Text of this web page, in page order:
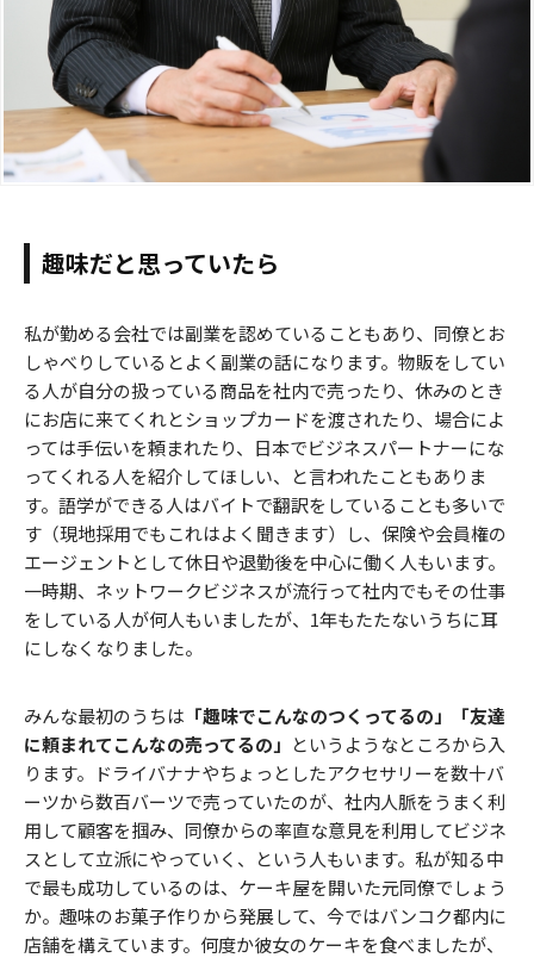
趣味だと思っていたら
私が勤める会社では副業を認めていることもあり、同僚とお
しゃべりしているとよく副業の話になります。物販をしてい
る人が自分の扱っている商品を社内で売ったり、休みのとき
にお店に来てくれとショップカードを渡されたり、場合によ
っては手伝いを頼まれたり、日本でビジネスパートナーにな
ってくれる人を紹介してほしい、と言われたこともありま
す。語学ができる人はバイトで翻訳をしていることも多いで
す（現地採用でもこれはよく聞きます）し、保険や会員権の
エージェントとして休日や退勤後を中心に働く人もいます。
一時期、ネットワークビジネスが流行って社内でもその仕事
をしている人が何人もいましたが、1年もたたないうちに耳
にしなくなりました。
みんな最初のうちは 「趣味でこんなのつくってるの」
「友達
に頼まれてこんなの売ってるの」 というようなところから入
ります。ドライバナナやちょっとしたアクセサリーを数十バ
ーツから数百バーツで売っていたのが、社内人脈をうまく利
用して顧客を掴み、同僚からの率直な意見を利用してビジネ
スとして立派にやっていく、という人もいます。私が知る中
で最も成功しているのは、ケーキ屋を開いた元同僚でしょう
か。趣味のお菓子作りから発展して、今ではバンコク都内に
店舗を構えています。何度か彼女のケーキを食べましたが、